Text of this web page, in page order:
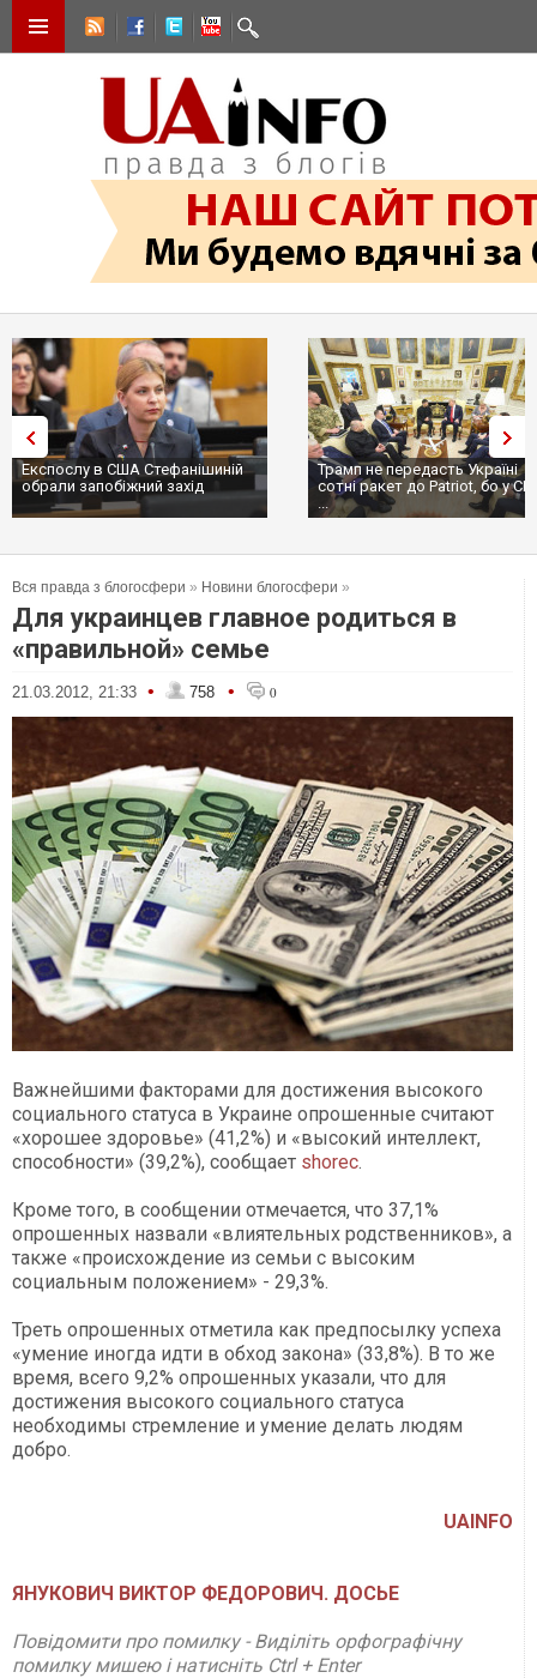
Експослу в США Стефанішиній
обрали запобіжний захід
Трамп не передасть Україні
сотні ракет до Patriot, бо у
...
Вся правда з блогосфери » Новини блогосфери »
Для украинцев главное родиться в
«правильной» семье
21.03.2012, 21:33 • 758 • 0
Важнейшими факторами для достижения высокого
социального статуса в Украине опрошенные считают
«хорошее здоровье» (41,2%) и «высокий интеллект,
способности» (39,2%), сообщает shorec.
Кроме того, в сообщении отмечается, что 37,1%
опрошенных назвали «влиятельных родственников», а
также «происхождение из семьи с высоким
социальным положением» - 29,3%.
Треть опрошенных отметила как предпосылку успеха
«умение иногда идти в обход закона» (33,8%). В то же
время, всего 9,2% опрошенных указали, что для
достижения высокого социального статуса
необходимы стремление и умение делать людям
добро.
UAINFO
ЯНУКОВИЧ ВИКТОР ФЕДОРОВИЧ. ДОСЬЕ
Повідомити про помилку - Виділіть орфографічну
помилку мишею і натисніть Ctrl + Enter